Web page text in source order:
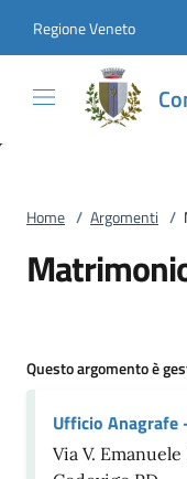
Regione Veneto
Home / Argomenti /
Questo argomento è
Ufficio Anagrafe
Via V.